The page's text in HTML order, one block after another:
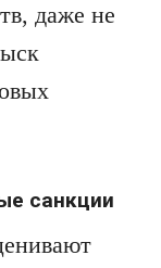
даже не
санкции